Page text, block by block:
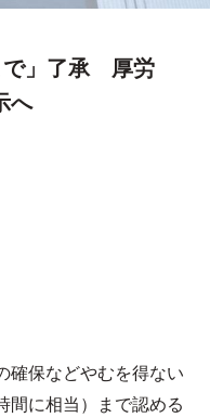
で」了承 厚労
へ
確保などやむを得ない
間に相当）まで認める